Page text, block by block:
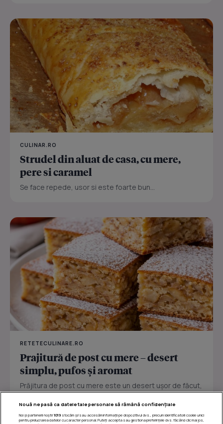
CULINAR.RO
Strudel din aluat de casa, cu mere,
pere si caramel
Se face repede, usor si este foarte bun...
RETETECULINARE.RO
Prajitură de post cu mere – desert
simplu, pufos și aromat
Prăjitura de post cu mere este un desert ușor de făcut,
sau...
Nouă ne pasă ca datele tale personale să rămână confidențiale
Noi și partenerii noștri 1019stocăm și/sau accesăm informații pe dispozitivul dvs., precum identificatorii cookie unici
pentru prelucrarea datelor cu caracter personal. Puteți accepta sau gestiona preferințele dvs. făcând clic mai jos,